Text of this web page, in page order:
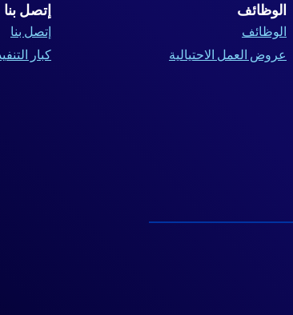
الوظائف
الوظائف
عروض العمل الاحتيالية
إتصل بنا
إتصل بنا
كبار